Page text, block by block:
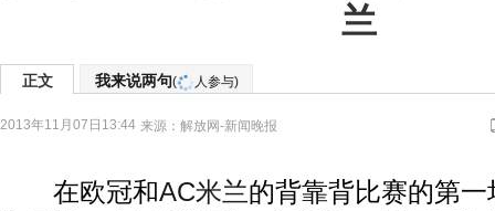
兰
正文 我来说两句( 人参与)
2013年11月07日13:44 来源： 解放网-新闻晚报
在欧冠和AC米兰的背靠背比赛的第